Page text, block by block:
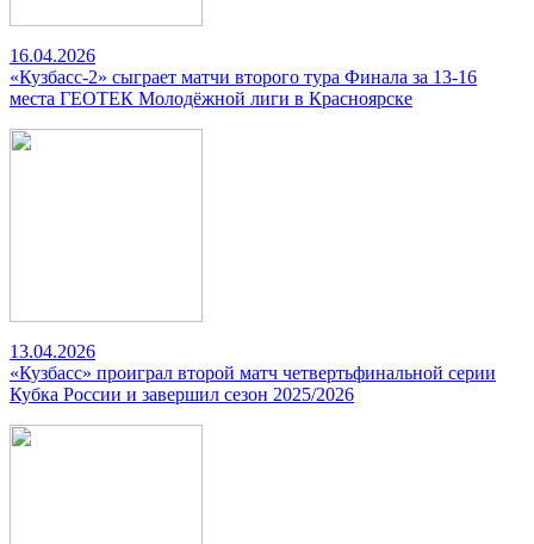
16.04.2026
«Кузбасс-2» сыграет матчи второго тура Финала за 13-16
места ГЕОТЕК Молодёжной лиги в Красноярске
13.04.2026
«Кузбасс» проиграл второй матч четвертьфинальной серии
Кубка России и завершил сезон 2025/2026